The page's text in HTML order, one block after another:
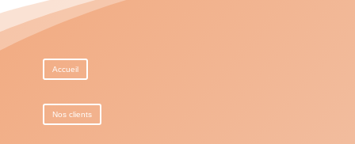
Accueil
Nos clients